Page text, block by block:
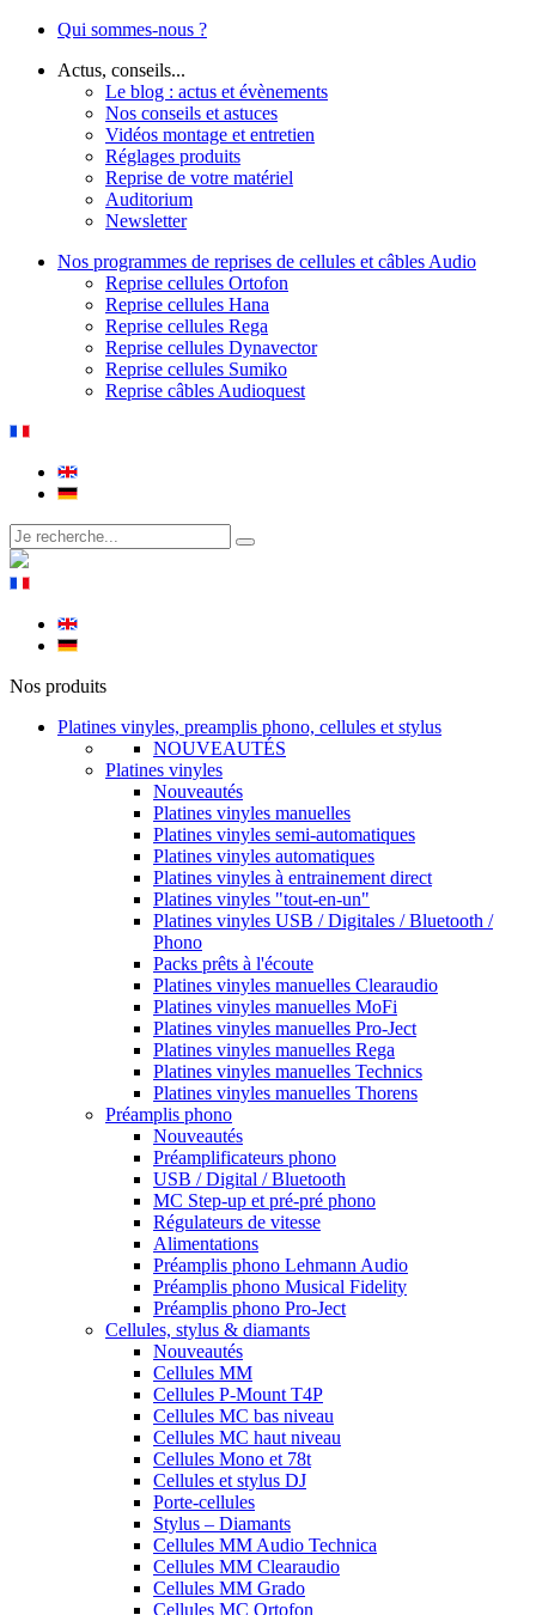
Qui sommes-nous ?
Actus, conseils...
Le blog : actus et évènements
Nos conseils et astuces
Vidéos montage et entretien
Réglages produits
Reprise de votre matériel
Auditorium
Newsletter
Nos programmes de reprises de cellules et câbles Audio
Reprise cellules Ortofon
Reprise cellules Hana
Reprise cellules Rega
Reprise cellules Dynavector
Reprise cellules Sumiko
Reprise câbles Audioquest
Nos produits
Platines vinyles, preamplis phono, cellules et stylus
NOUVEAUTÉS
Platines vinyles
Nouveautés
Platines vinyles manuelles
Platines vinyles semi-automatiques
Platines vinyles automatiques
Platines vinyles à entrainement direct
Platines vinyles "tout-en-un"
Platines vinyles USB / Digitales / Bluetooth /
Phono
Packs prêts à l'écoute
Platines vinyles manuelles Clearaudio
Platines vinyles manuelles MoFi
Platines vinyles manuelles Pro-Ject
Platines vinyles manuelles Rega
Platines vinyles manuelles Technics
Platines vinyles manuelles Thorens
Préamplis phono
Nouveautés
Préamplificateurs phono
USB / Digital / Bluetooth
MC Step-up et pré-pré phono
Régulateurs de vitesse
Alimentations
Préamplis phono Lehmann Audio
Préamplis phono Musical Fidelity
Préamplis phono Pro-Ject
Cellules, stylus & diamants
Nouveautés
Cellules MM
Cellules P-Mount T4P
Cellules MC bas niveau
Cellules MC haut niveau
Cellules Mono et 78t
Cellules et stylus DJ
Porte-cellules
Stylus – Diamants
Cellules MM Audio Technica
Cellules MM Clearaudio
Cellules MM Grado
Cellules MC Ortofon